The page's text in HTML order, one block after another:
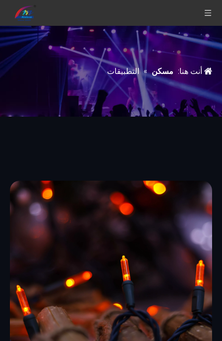
أنت هنا: مسكن » التطبيقات